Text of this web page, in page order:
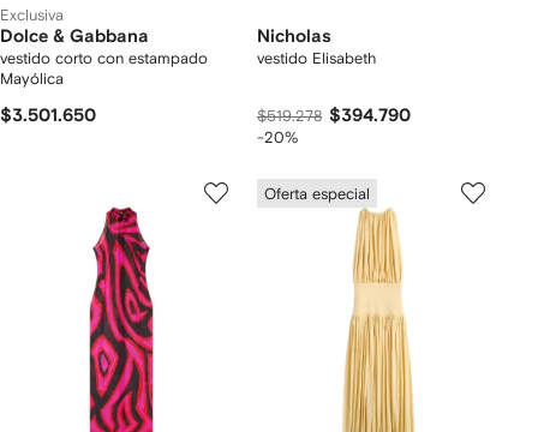
Exclusiva
Dolce & Gabbana
vestido corto con estampado
Mayólica
$3.501.650
Nicholas
vestido Elisabeth
$519.278 $394.790
-20%
Oferta especial